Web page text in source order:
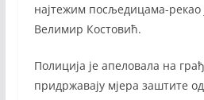
најтежим посљедицама-
Велимир Костовић.
Полиција је апеловала на
придржавају мјера заштите